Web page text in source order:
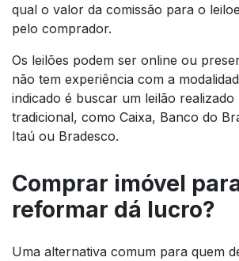
qual o valor da comissão para o
pelo comprador.
Os leilões podem ser online ou
não tem experiência com a
indicado é buscar um leilão
tradicional, como Caixa, Banco do
Itaú ou Bradesco.
Comprar imóvel
reformar dá lucro?
Uma alternativa comum para quem